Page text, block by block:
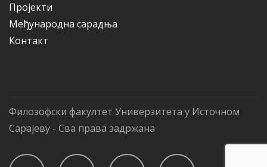
Пројекти
Међународна сарадња
Контакт
Филозофски факултет Универзитета у Источном
Сарајеву - Сва права задржана